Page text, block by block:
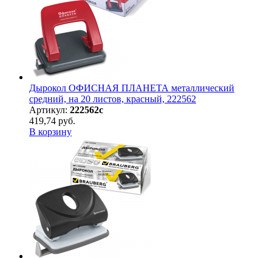
Дырокол ОФИСНАЯ ПЛАНЕТА металлический
средний, на 20 листов, красный, 222562
Артикул: 222562с
419,74 руб.
В корзину